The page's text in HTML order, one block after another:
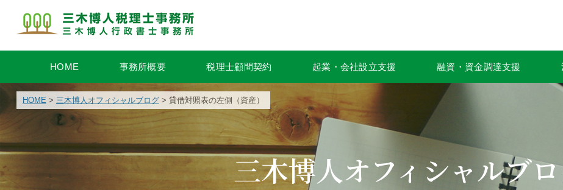
HOME 事務所概要 税理士顧問契約 起業・会社設立支援 融資・資金調達支援
HOME > 三木博人オフィシャルブログ> 貸借対照表の左側（資産）
三木博人オフィシャルブ